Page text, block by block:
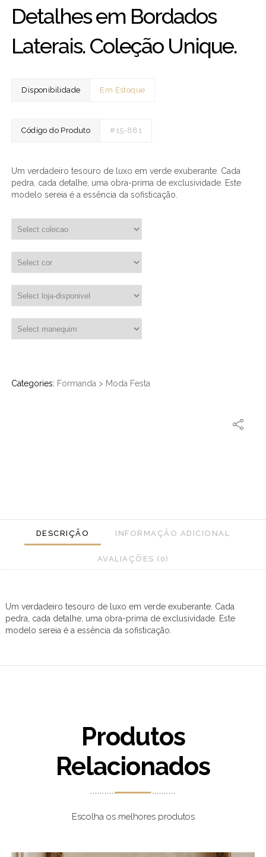
Detalhes em Bordados
Laterais. Coleção Unique.
Disponibilidade Em Estoque
Código do Produto #15-881
Um verdadeiro tesouro de luxo em verde exuberante. Cada
pedra, cada detalhe, uma obra-prima de exclusividade. Este
modelo sereia é a essência da sofisticação.
Categories: Formanda > Moda Festa
DESCRIÇÃO INFORMAÇÃO ADICIONAL
AVALIAÇÕES (0)
Um verdadeiro tesouro de luxo em verde exuberante. Cada
pedra, cada detalhe, uma obra-prima de exclusividade. Este
modelo sereia é a essência da sofisticação.
Produtos
Relacionados
Escolha os melhores produtos